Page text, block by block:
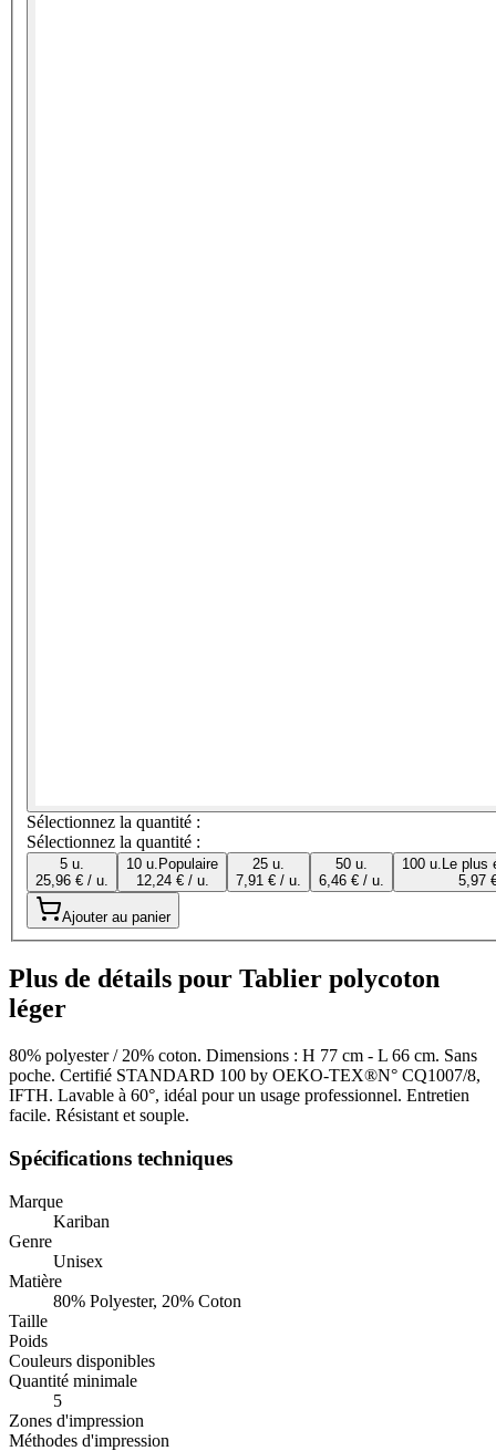
Sélectionnez la quantité :
Sélectionnez la quantité :
5 u.
25,96 € / u.
10 u. Populaire
12,24 € / u.
25 u.
7,91 € / u.
50 u.
6,46 € / u.
100 u. Le plus
5,97
Ajouter au panier
Plus de détails pour Tablier polycoton
léger
80% polyester / 20% coton. Dimensions : H 77 cm - L 66 cm. Sans
poche. Certifié STANDARD 100 by OEKO-TEX®N° CQ1007/8,
IFTH. Lavable à 60°, idéal pour un usage professionnel. Entretien
facile. Résistant et souple.
Spécifications techniques
Marque
Kariban
Genre
Unisex
Matière
80% Polyester, 20% Coton
Taille
Poids
Couleurs disponibles
Quantité minimale
5
Zones d'impression
Méthodes d'impression